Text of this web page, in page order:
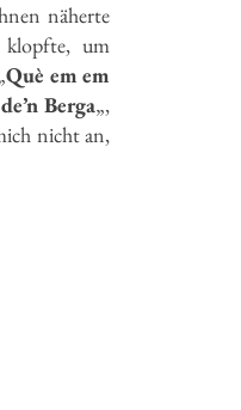
näherte
um
Què em em
Berga„,
nicht an,